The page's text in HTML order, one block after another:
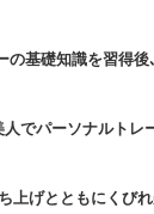
の基礎知識を習得
でパーソナルトレ
上げとともにくび